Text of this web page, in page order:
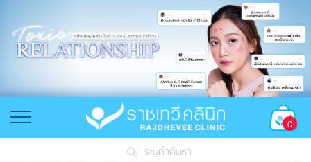
0
ระบุคำค้นหา